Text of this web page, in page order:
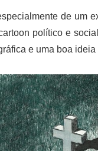
de um
político e
e uma boa